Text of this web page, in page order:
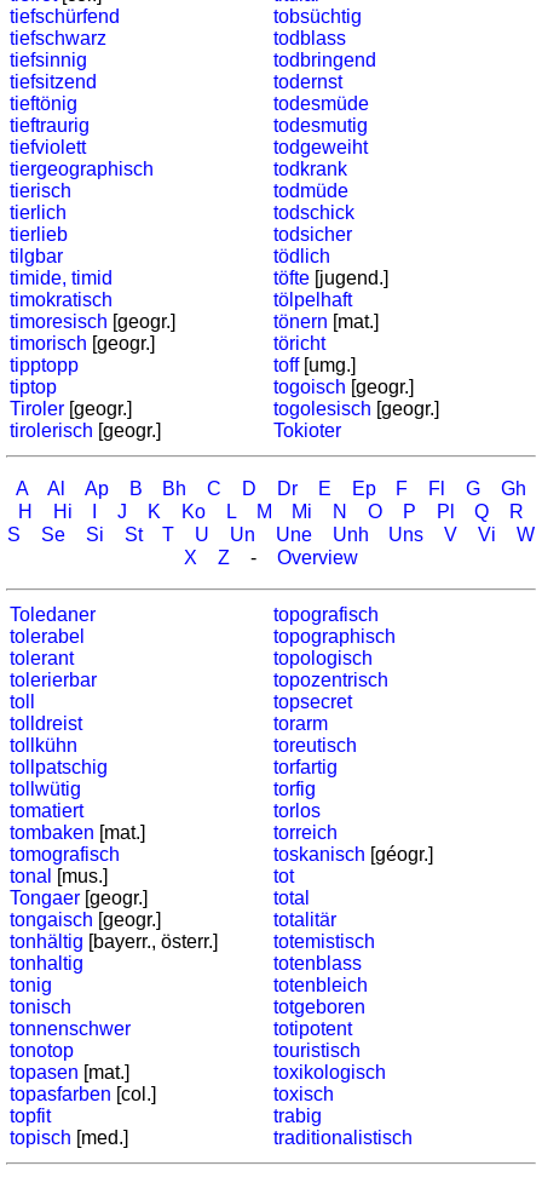
tiefschürfend
tiefschwarz
tiefsinnig
tiefsitzend
tieftönig
tieftraurig
tiefviolett
tiergeographisch
tierisch
tierlich
tierlieb
tilgbar
timide, timid
timokratisch
timoresisch [geogr.]
timorisch [geogr.]
tipptopp
tiptop
Tiroler [geogr.]
tirolerisch [geogr.]
tobsüchtig
todblass
todbringend
todernst
todesmüde
todesmutig
todgeweiht
todkrank
todmüde
todschick
todsicher
tödlich
töfte [jugend.]
tölpelhaft
tönern [mat.]
töricht
toff[umg.]
togoisch [geogr.]
togolesisch [geogr.]
Tokioter
A Al Ap B Bh C D Dr E Ep F Fl G
Gh
H
Hi J K Ko L M Mi N O P Pl Q
R
S
Se Si St T U Un Une Unh Uns V Vi
W
X
Z - Overview
Toledaner
tolerabel
tolerant
tolerierbar
toll
tolldreist
tollkühn
tollpatschig
tollwütig
tomatiert
tombaken [mat.]
tomografisch
tonal
[mus.]
Tongaer [geogr.]
tongaisch [geogr.]
tonhältig [bayerr., österr.]
tonhaltig
tonig
tonisch
tonnenschwer
tonotop
topasen [mat.]
topasfarben [col.]
topfit
topisch [med.]
topografisch
topographisch
topologisch
topozentrisch
topsecret
torarm
toreutisch
torfartig
torfig
torlos
torreich
toskanisch [géogr.]
tot
total
totalitär
totemistisch
totenblass
totenbleich
totgeboren
totipotent
touristisch
toxikologisch
toxisch
trabig
traditionalistisch